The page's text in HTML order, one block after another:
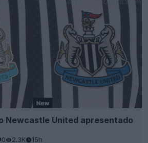
Newcastle United apresentado
0 2.3K 15h